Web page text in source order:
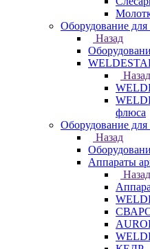
Оборудование для
Назад
Назад
флюса
Оборудование для
Назад
Аппараты
Назад